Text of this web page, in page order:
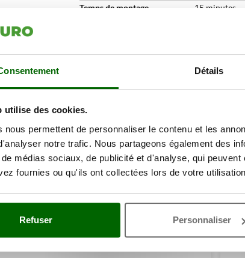
Détails
utilise des cookies.
nous permettent de personnaliser le contenu et les
notre trafic. Nous partageons également des
médias sociaux, de publicité et d'analyse, qui
fournies ou qu'ils ont collectées lors de votre
Refuser Personnaliser
Temps de montage
15 minutes
d’une remise
Nos clients ont consulté